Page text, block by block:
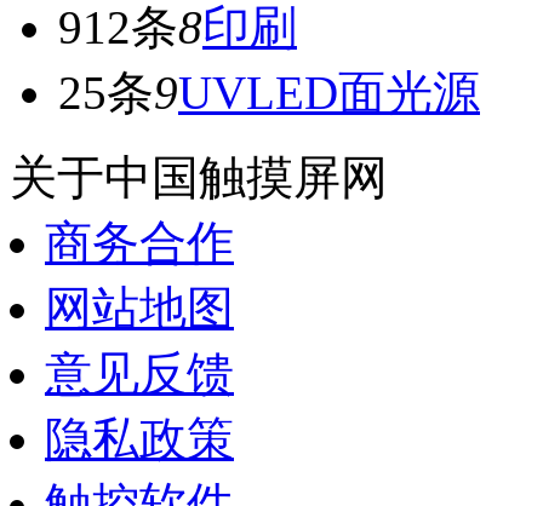
912条8印刷
25条9UVLED面光源
关于中国触摸屏网
商务合作
网站地图
意见反馈
隐私政策